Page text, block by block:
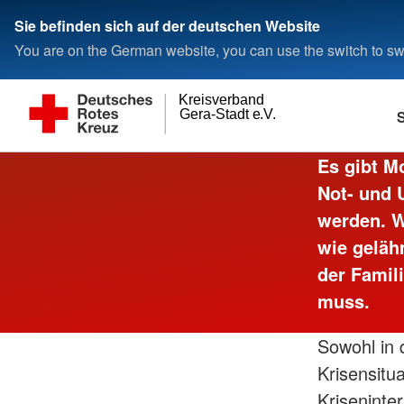
Sie befinden sich auf der deutschen Website
You are on the German website, you can use the switch to
Gera-Stadt e.V.
Kreisverband
Alltagshilfen
Rettungsdienst
Präsidium
Es gibt
Not- und
werden.
wie
der
muss.
Sowohl in